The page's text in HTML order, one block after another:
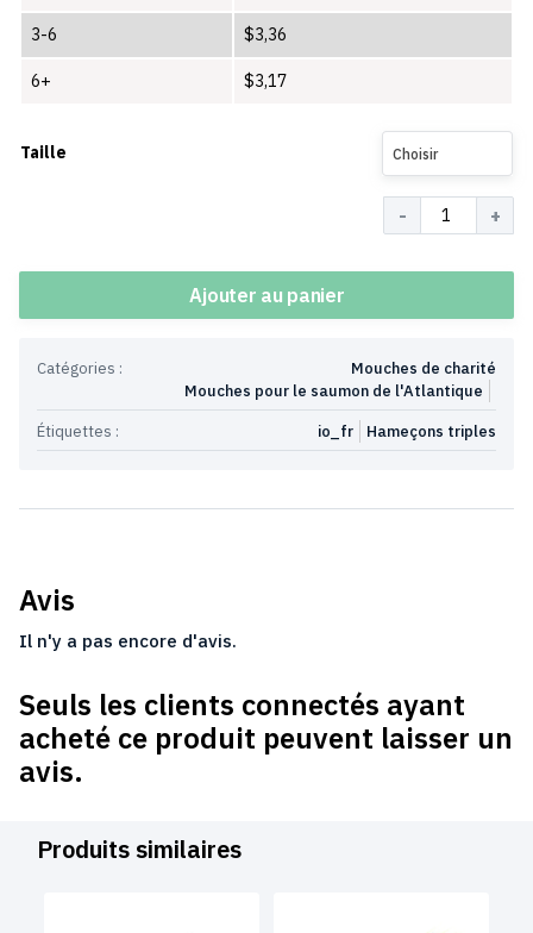
3-6 $3,36
6+ $3,17
Taille Choisir
Ajouter au panier
Catégories :
Mouches de charité
Mouches pour le saumon de l'Atlantique
Étiquettes :
Hameçons triples
io_fr
Avis
Il n'y a pas encore d'avis.
Seuls les clients connectés ayant
acheté ce produit peuvent laisser un
avis.
Produits similaires